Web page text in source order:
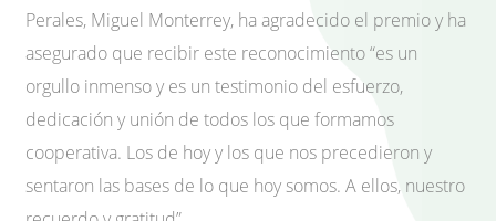
Perales, Miguel Monterrey, ha agradecido el premio y ha
asegurado que recibir este reconocimiento “es un
orgullo inmenso y es un testimonio del esfuerzo,
dedicación y unión de todos los que formamos
cooperativa. Los de hoy y los que nos precedieron y
sentaron las bases de lo que hoy somos. A ellos, nuestro